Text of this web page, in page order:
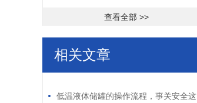
查看全部 >>
相关文章
低温液体储罐的操作流程，事关安全这